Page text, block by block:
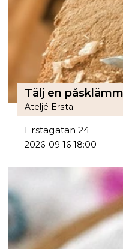
Tälj en
Ateljé Ersta
Erstagatan 24
2026-09-16 18:00